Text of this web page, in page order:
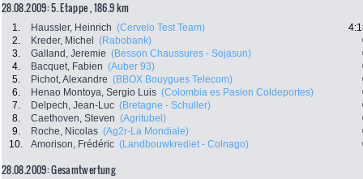
28.08.2009: 5. Etappe , 186.9 km
1. Haussler, Heinrich (Cervelo Test Team)
2.
Kreder, Michel (Rabobank)
3.
Galland, Jeremie (Besson Chaussures - Sojasun)
4.
Bacquet, Fabien (Auber 93)
5.
Pichot, Alexandre (BBOX Bouygues Telecom)
6.
Henao Montoya, Sergio Luis (Colombia es Pasion Coldeportes)
7.
Delpech, Jean-Luc (Bretagne - Schuller)
8.
Caethoven, Steven (Agritubel)
9.
Roche, Nicolas (Ag2r-La Mondiale)
10.
Amorison, Frédéric (Landbouwkrediet - Colnago)
28.08.2009: Gesamtwertung